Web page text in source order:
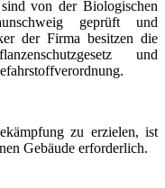
von der Biologischen
geprüft und
der Firma besitzen die
und
zu erzielen, ist
Gebäude erforderlich.